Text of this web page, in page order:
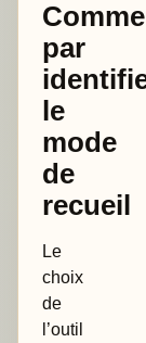
par
le
mode
de
recueil
Le
choix
de
l’outil